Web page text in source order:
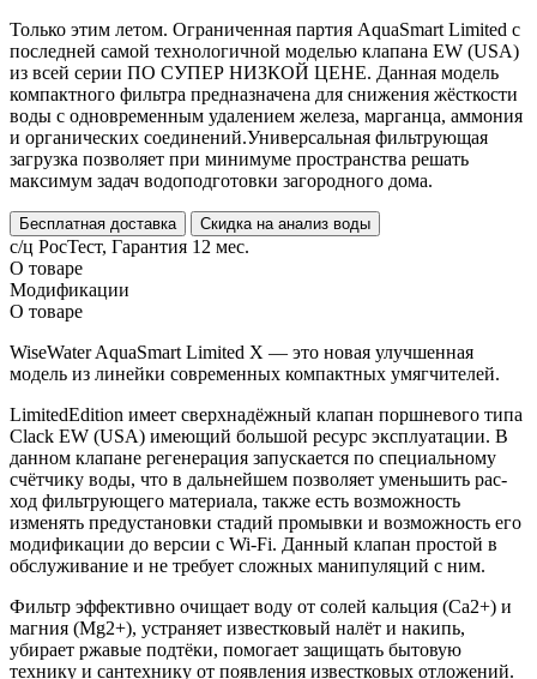
Только этим летом. Ограниченная партия AquaSmart Limited с
последней самой технологичной моделью клапана EW (USA)
из всей серии ПО СУПЕР НИЗКОЙ ЦЕНЕ. Данная модель
компактного фильтра предназначена для снижения жёсткости
воды с одновременным удалением железа, марганца, аммония
и органических соединений.Универсальная фильтрующая
загрузка позволяет при минимуме пространства решать
максимум задач водоподготовки загородного дома.
Бесплатная доставка Скидка на анализ воды
с/ц РосТест, Гарантия 12 мес.
О товаре
Модификации
О товаре
WiseWater AquaSmart Limited X — это новая улучшенная
модель из линейки современных компактных умягчителей.
LimitedEdition имеет сверхнадёжный клапан поршневого типа
Clack EW (USA) имеющий большой ресурс эксплуатации. В
данном клапане регенерация запускается по специальному
счётчику воды, что в дальнейшем позволяет уменьшить рас-
ход фильтрующего материала, также есть возможность
изменять предустановки стадий промывки и возможность его
модификации до версии с Wi-Fi. Данный клапан простой в
обслуживание и не требует сложных манипуляций с ним.
Фильтр эффективно очищает воду от солей кальция (Ca2+) и
магния (Mg2+), устраняет известковый налёт и накипь,
убирает ржавые подтёки, помогает защищать бытовую
технику и сантехнику от появления известковых отложений.